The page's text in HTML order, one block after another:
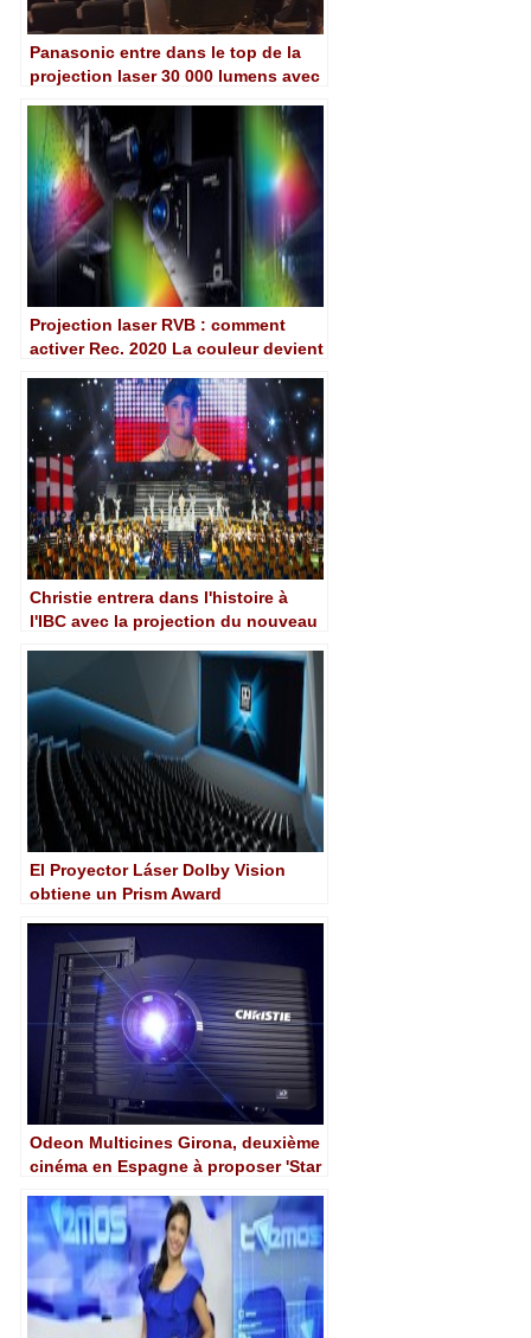
Panasonic entre dans le top de la
projection laser 30 000 lumens avec
Projection laser RVB : comment
activer Rec. 2020 La couleur devient
Christie entrera dans l'histoire à
l'IBC avec la projection du nouveau
El Proyector Láser Dolby Vision
obtiene un Prism Award
Odeon Multicines Girona, deuxième
cinéma en Espagne à proposer 'Star
Christie's